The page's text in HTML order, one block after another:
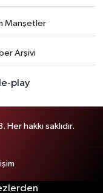
Manşetler
Arşivi
hakkı saklıdır.